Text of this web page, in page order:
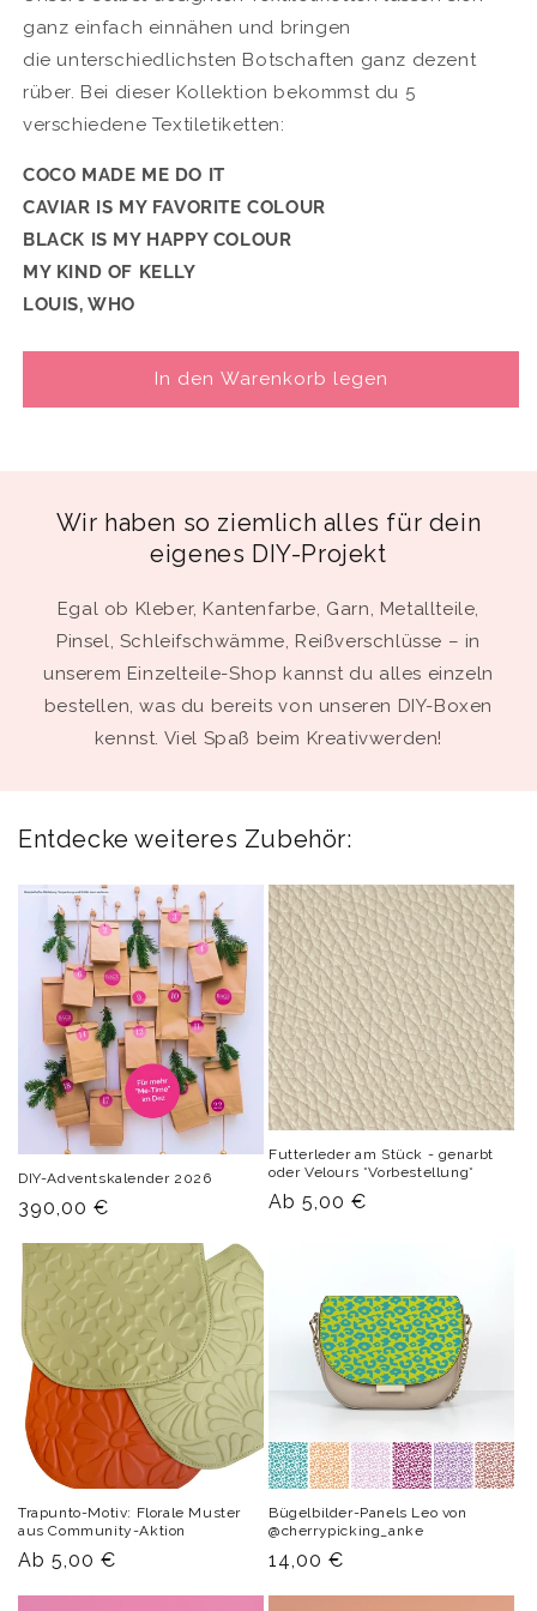
ganz einfach einnähen und bringen
die unterschiedlichsten Botschaften ganz dezent
rüber. Bei dieser Kollektion bekommst du 5
verschiedene Textiletiketten:
COCO MADE ME DO IT
CAVIAR IS MY FAVORITE COLOUR
BLACK IS MY HAPPY COLOUR
MY KIND OF KELLY
LOUIS, WHO
In den Warenkorb legen
Wir haben so ziemlich alles für dein
eigenes DIY-Projekt
Egal ob Kleber, Kantenfarbe, Garn, Metallteile,
Pinsel, Schleifschwämme, Reißverschlüsse – in
unserem Einzelteile-Shop kannst du alles einzeln
bestellen, was du bereits von unseren DIY-Boxen
kennst. Viel Spaß beim Kreativwerden!
Entdecke weiteres Zubehör:
DIY-Adventskalender 2026
Normaler
390,00 €
Futterleder am Stück - genarbt
oder Velours *Vorbestellung*
Normaler
Ab 5,00 €
Trapunto-Motiv: Florale Muster
aus Community-Aktion
Normaler
Ab 5,00 €
Bügelbilder-Panels Leo von
@cherrypicking_anke
Normaler
14,00 €